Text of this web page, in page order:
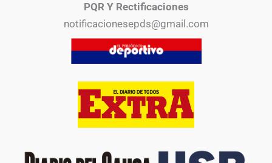
PQR Y Rectificaciones
notificacionesepds@gmail.com